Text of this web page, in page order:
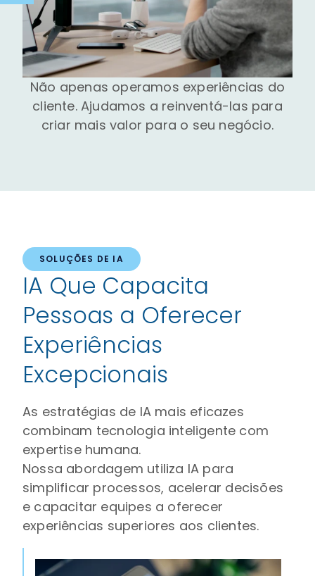
Não apenas operamos experiências do
cliente. Ajudamos a reinventá-las para
criar mais valor para o seu negócio.
SOLUÇÕES DE IA
IA Que Capacita
Pessoas a Oferecer
Experiências
Excepcionais
As estratégias de IA mais eficazes
combinam tecnologia inteligente com
expertise humana.
Nossa abordagem utiliza IA para
simplificar processos, acelerar decisões
e capacitar equipes a oferecer
experiências superiores aos clientes.